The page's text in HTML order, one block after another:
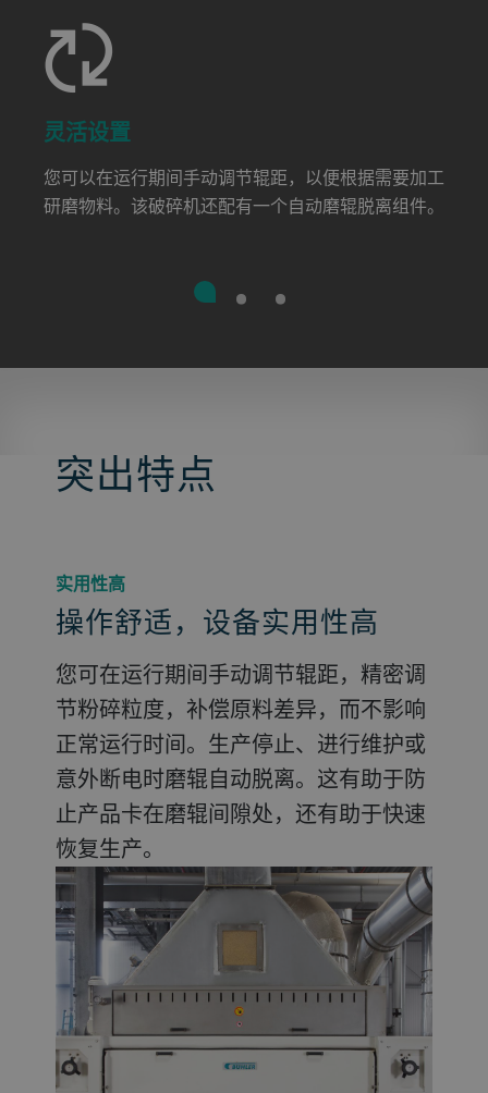
灵活设置
您可以在运行期间手动调节辊距，以便根据需要加工
研磨物料。该破碎机还配有一个自动磨辊脱离组件。
突出特点
实用性高
操作舒适，设备实用性高
您可在运行期间手动调节辊距，精密调
节粉碎粒度，补偿原料差异，而不影响
正常运行时间。生产停止、进行维护或
意外断电时磨辊自动脱离。这有助于防
止产品卡在磨辊间隙处，还有助于快速
恢复生产。